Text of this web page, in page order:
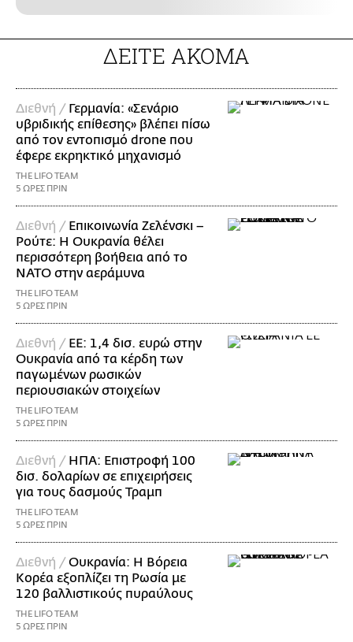
ΔΕΙΤΕ ΑΚΟΜΑ
Διεθνή / Γερμανία: «Σενάριο
υβριδικής επίθεσης» βλέπει πίσω
από τον εντοπισμό drone που
έφερε εκρηκτικό μηχανισμό
THE LIFO TEAM
5 ΩΡΕΣ ΠΡΙΝ
Διεθνή / Επικοινωνία Ζελένσκι –
Ρούτε: Η Ουκρανία θέλει
περισσότερη βοήθεια από το
ΝΑΤΟ στην αεράμυνα
THE LIFO TEAM
5 ΩΡΕΣ ΠΡΙΝ
Διεθνή / ΕΕ: 1,4 δισ. ευρώ στην
Ουκρανία από τα κέρδη των
παγωμένων ρωσικών
περιουσιακών στοιχείων
THE LIFO TEAM
5 ΩΡΕΣ ΠΡΙΝ
Διεθνή / ΗΠΑ: Επιστροφή 100
δισ. δολαρίων σε επιχειρήσεις
για τους δασμούς Τραμπ
THE LIFO TEAM
5 ΩΡΕΣ ΠΡΙΝ
Διεθνή /Ουκρανία: Η Βόρεια
Κορέα εξοπλίζει τη Ρωσία με
120 βαλλιστικούς πυραύλους
THE LIFO TEAM
5 ΩΡΕΣ ΠΡΙΝ